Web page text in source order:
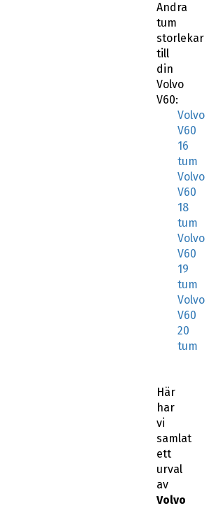
Andra
tum
storlekar
till
din
Volvo
V60:
Volvo
V60
16
tum
Volvo
V60
18
tum
Volvo
V60
19
tum
Volvo
V60
20
tum
Här
har
vi
samlat
ett
urval
av
Volvo